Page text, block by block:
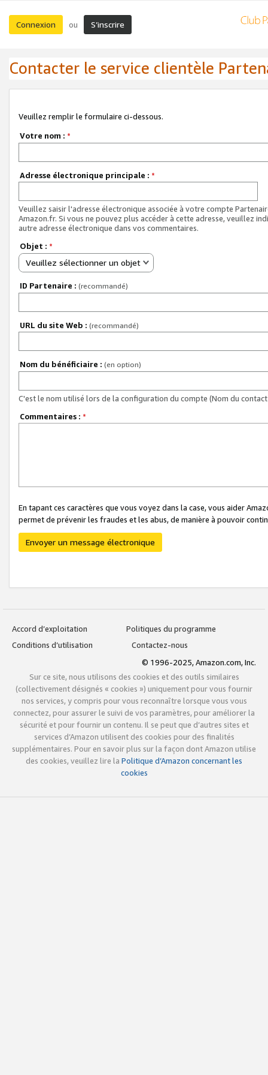
Connexion ou S’inscrire
Contacter le service clientèle
Veuillez remplir le formulaire ci-dessous.
Votre nom : *
Adresse électronique principale : *
Veuillez saisir l'adresse électronique associée à votre compte
Amazon.fr. Si vous ne pouvez plus accéder à cette adresse, veuillez
autre adresse électronique dans vos commentaires.
Objet : *
Veuillez sélectionner un objet
ID Partenaire : (recommandé)
URL du site Web : (recommandé)
Nom du bénéficiaire : (en option)
C'est le nom utilisé lors de la configuration du compte (Nom du
Commentaires : *
En tapant ces caractères que vous voyez dans la case, vous aider
permet de prévenir les fraudes et les abus, de manière à pouvoir
Envoyer un message électronique
Accord d’exploitation
Politiques du programme
Conditions d’utilisation
Contactez-nous
© 1996-2025, Amazon.com, Inc.
Sur ce site, nous utilisons des cookies et des outils similaires
(collectivement désignés « cookies ») uniquement pour vous fournir
nos services, y compris pour vous reconnaître lorsque vous vous
connectez, pour assurer le suivi de vos paramètres, pour améliorer la
sécurité et pour fournir un contenu. Il se peut que d’autres sites et
services d’Amazon utilisent des cookies pour des finalités
supplémentaires. Pour en savoir plus sur la façon dont Amazon utilise
des cookies, veuillez lire la Politique d’Amazon concernant les
cookies